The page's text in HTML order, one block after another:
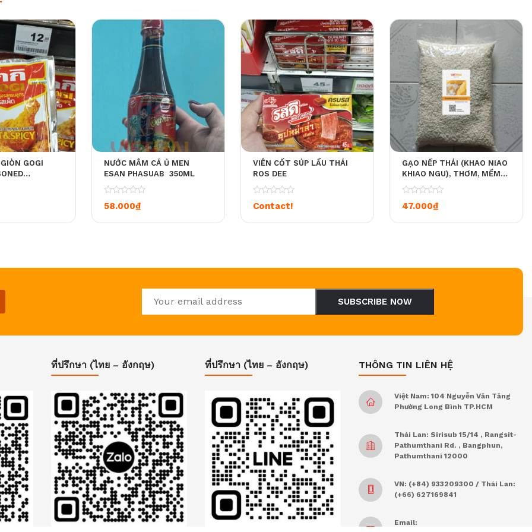
GOGI
HƯƠNG
(HOT &
NƯỚC MẮM CÁ Ủ MEN
ESAN PHASUAB 350ML
58.000₫
VIÊN CỐT SÚP LẨU THÁI
ROS DEE
Contact!
GẠO NẾP THÁI (KHAO NIAO
KHIAO NGU), THƠM, MỀM
VÀ NGON. RẤT NGON KHI
LÀM XÔI XOÀI 500G
47.000₫
SUBSCRIBE NOW
ที่ปรึกษา (ไทย – อังกฤษ) ที่ปรึกษา (ไทย – อังกฤษ) THÔNG TIN LIÊN HỆ
Việt Nam: 104 Nguyễn Văn Tăng
Phường Long Bình TP.HCM
Thái Lan: Sirisub 15/14 , Rangsit-
Pathumthani Rd. , Bangphun,
Pathumthani 12000
VN: (+84) 933209300 / Thái Lan:
(+66) 627169841
Email: